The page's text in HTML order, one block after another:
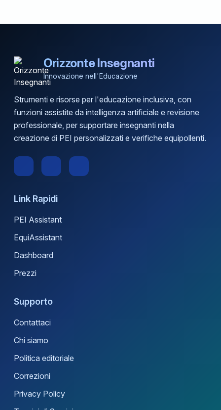
Orizzonte Insegnanti
Innovazione nell'Educazione
Strumenti e risorse per l'educazione inclusiva, con
funzioni assistite da intelligenza artificiale e revisione
professionale, per supportare insegnanti nella
creazione di PEI personalizzati e verifiche equipollenti.
Link Rapidi
PEI Assistant
EquiAssistant
Dashboard
Prezzi
Supporto
Contattaci
Chi siamo
Politica editoriale
Correzioni
Privacy Policy